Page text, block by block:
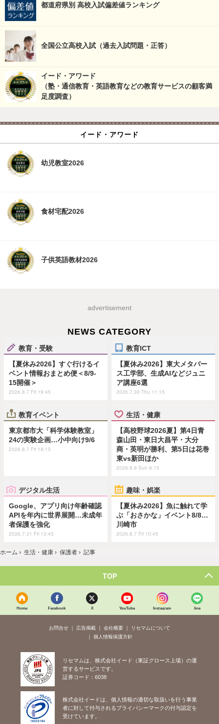
都道府県別 高校入試偏差値ランキング
全国公立高校入試（過去入試問題・正答）
イード・アワード
（塾・通信教育・英語教育などの教育サービスの顧客満
足度調査）
イード・アワード
幼児教室2026
食材宅配2026
子供英語教材2026
advertisement
NEWS CATEGORY
教育・受験
【夏休み2026】すぐ行けるイ
ベント情報おまとめ便＜8/9-
15開催＞
2026.8.7 Fri 19:45
教育ICT
【夏休み2026】東大メタバー
ス工学部、生成AIなどジュニ
ア講座6選
2026.7.30 Thu 11:15
教育イベント
東京都市大「科学体験教室」
24の実験企画…小中向け9/6
2026.8.7 Fri 18:15
生活・健康
【高校野球2026夏】第4日青
森山田・東日大昌平・大分
商・英明が勝利、第5日は花巻
東vs新田ほか
2026.8.9 Sun 9:15
デジタル生活
Google、アプリ向け年齢確認
APIを年内に世界展開…未成年
者保護を強化
2026.7.31 Fri 13:45
趣味・娯楽
【夏休み2026】魚に触れて学
ぶ「おさかな」イベント8/8…
川崎市
2026.8.7 Fri 10:45
ホーム › 生活・健康 › 保護者 › 記事
TOP
Home Facebook X YouTube Instagram line
お問合せ 広告掲載 会社概要
リセマムについて
個人情報保護方針
リセマムは、株式会社イード（東証グロース上場）の運
営するサービスです。
証券コード：6038
株式会社イードは、個人情報の適切な取扱いを行う事業
者に対して付与されるプライバシーマークの付与認定を
受けています。